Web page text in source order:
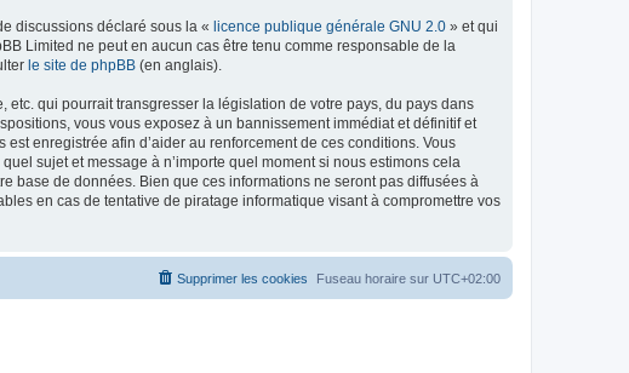
discussions déclaré sous la « licence publique générale GNU 2.0 » et qui
Limited ne peut en aucun cas être tenu comme responsable de la
le site de phpBB (en anglais).
qui pourrait transgresser la législation de votre pays, du pays dans
vous vous exposez à un bannissement immédiat et définitif et
enregistrée afin d’aider au renforcement de ces conditions. Vous
sujet et message à n’importe quel moment si nous estimons cela
base de données. Bien que ces informations ne seront pas diffusées à
en cas de tentative de piratage informatique visant à compromettre vos
Fuseau horaire sur UTC+02:00
Supprimer les cookies